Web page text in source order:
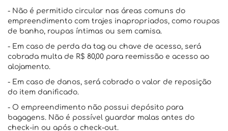
- Não é permitido circular nas áreas comuns do
empreendimento com trajes inapropriados, como roupas
de banho, roupas íntimas ou sem camisa.
- Em caso de perda da tag ou chave de acesso, será
cobrada multa de R$ 80,00 para reemissão e acesso ao
alojamento.
- Em caso de danos, será cobrado o valor de reposição
do item danificado.
- O empreendimento não possui depósito para
bagagens. Não é possível guardar malas antes do
check-in ou após o check-out.